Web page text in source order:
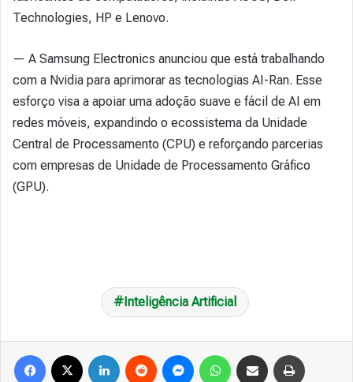
Technologies, HP e Lenovo.
— A Samsung Electronics anunciou que está trabalhando
com a Nvidia para aprimorar as tecnologias AI-Ran. Esse
esforço visa a apoiar uma adoção suave e fácil de AI em
redes móveis, expandindo o ecossistema da Unidade
Central de Processamento (CPU) e reforçando parcerias
com empresas de Unidade de Processamento Gráfico
(GPU).
Inteligência Artificial